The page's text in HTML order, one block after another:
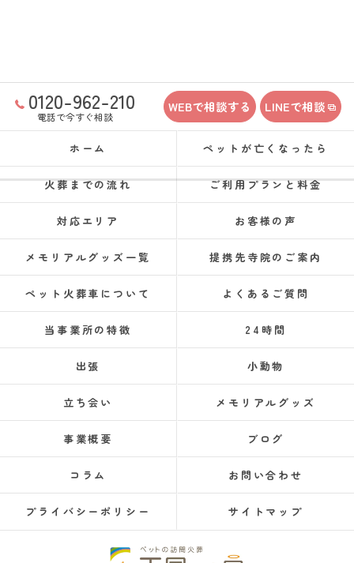
0120-962-210
電話で今すぐ相談
WEBで相談する LINEで相談
ホーム ペットが亡くなったら
火葬までの流れ ご利用プランと料金
対応エリア お客様の声
メモリアルグッズ一覧 提携先寺院のご案内
ペット火葬車について よくあるご質問
当事業所の特徴 24時間
出張 小動物
立ち会い メモリアルグッズ
事業概要 ブログ
コラム お問い合わせ
プライバシーポリシー サイトマップ